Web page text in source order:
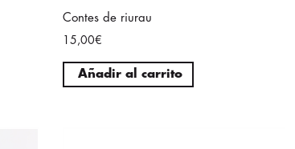
Contes de riurau
15,00€
Añadir al carrito